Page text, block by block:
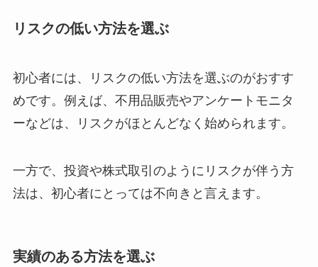
リスクの低い方法を選ぶ
初心者には、リスクの低い方法を選ぶのがおすす
めです。例えば、不用品販売やアンケートモニタ
ーなどは、リスクがほとんどなく始められます。
一方で、投資や株式取引のようにリスクが伴う方
法は、初心者にとっては不向きと言えます。
実績のある方法を選ぶ